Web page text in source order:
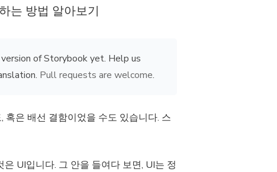
는 방법 알아보기
of Storybook yet. Help us
Pull requests are welcome.
혹은 배선 결함이었을 수도 있습니다. 스
UI입니다. 그 안을 들여다 보면, UI는 정